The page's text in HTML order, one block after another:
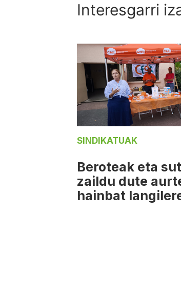
Interesgarri
SINDIKATUAK
Beroteak eta
zaildu dute
hainbat